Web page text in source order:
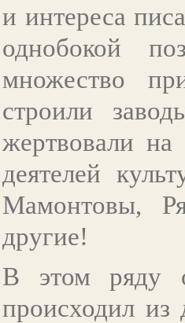
и интереса
однобокой
множество
строили
жертвовали на
деятелей
Мамонтовы,
другие!
В этом ряду
происходил из